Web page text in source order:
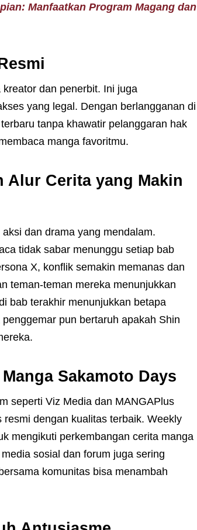
Manfaatkan Program Magang dan
dan penerbit. Ini juga
yang legal. Dengan berlangganan di
tanpa khawatir pelanggaran hak
manga favoritmu.
Alur Cerita yang Makin
dan drama yang mendalam.
tidak sabar menunggu setiap bab
X, konflik semakin memanas dan
teman-teman mereka menunjukkan
bab terakhir menunjukkan betapa
pun bertaruh apakah Shin
Sakamoto Days
seperti Viz Media dan MANGAPlus
dengan kualitas terbaik. Weekly
mengikuti perkembangan cerita manga
sosial dan forum juga sering
komunitas bisa menambah